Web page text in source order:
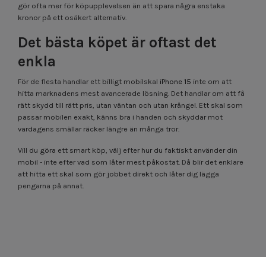
gör ofta mer för köpupplevelsen än att spara några enstaka
kronor på ett osäkert alternativ.
Det bästa köpet är oftast det
enkla
För de flesta handlar ett billigt mobilskal iPhone 15 inte om att
hitta marknadens mest avancerade lösning. Det handlar om att få
rätt skydd till rätt pris, utan väntan och utan krångel. Ett skal som
passar mobilen exakt, känns bra i handen och skyddar mot
vardagens smällar räcker längre än många tror.
Vill du göra ett smart köp, välj efter hur du faktiskt använder din
mobil - inte efter vad som låter mest påkostat. Då blir det enklare
att hitta ett skal som gör jobbet direkt och låter dig lägga
pengarna på annat.